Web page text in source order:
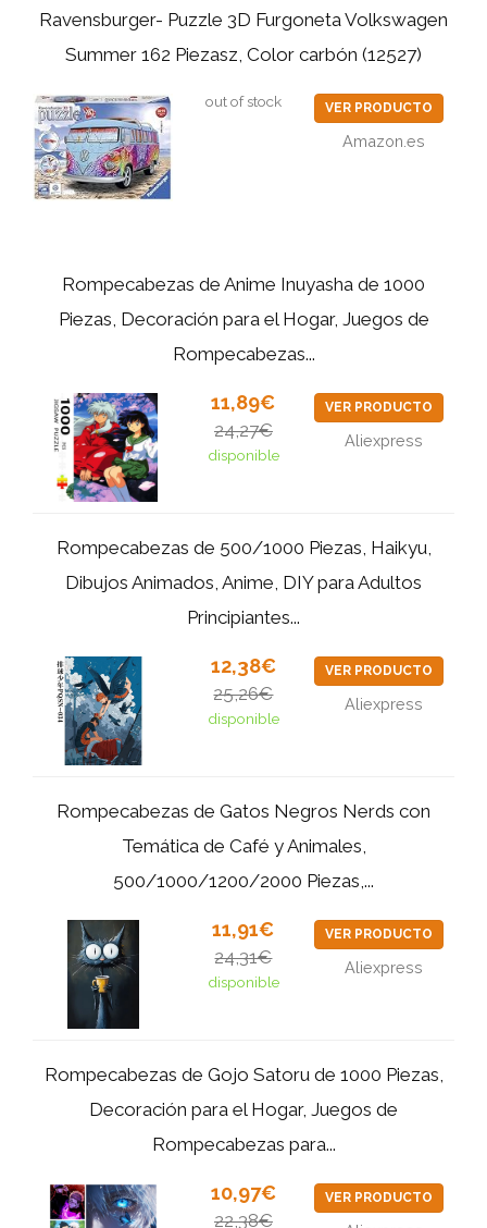
Ravensburger- Puzzle 3D Furgoneta Volkswagen
Summer 162 Piezasz, Color carbón (12527)
out of stock VER PRODUCTO
Amazon.es
Rompecabezas de Anime Inuyasha de 1000
Piezas, Decoración para el Hogar, Juegos de
Rompecabezas...
11,89€
24,27€
disponible
VER PRODUCTO
Aliexpress
Rompecabezas de 500/1000 Piezas, Haikyu,
Dibujos Animados, Anime, DIY para Adultos
Principiantes...
12,38€
25,26€
disponible
VER PRODUCTO
Aliexpress
Rompecabezas de Gatos Negros Nerds con
Temática de Café y Animales,
500/1000/1200/2000 Piezas,...
11,91€
24,31€
disponible
VER PRODUCTO
Aliexpress
Rompecabezas de Gojo Satoru de 1000 Piezas,
Decoración para el Hogar, Juegos de
Rompecabezas para...
10,97€
22,38€
VER PRODUCTO